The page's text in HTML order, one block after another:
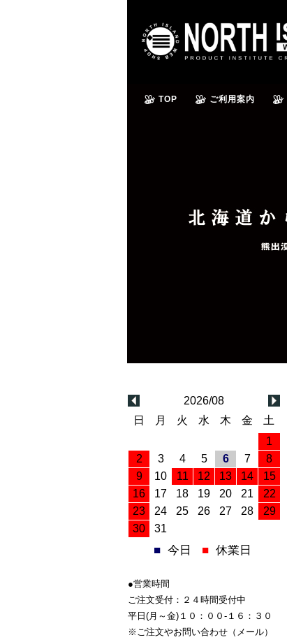
TOP ご利用案内
2026/08
日
月 火 水 木 金
土
1
2
3 4 5 6 7
8
9
10 11 12 13 14
15
16
17 18 19 20 21
22
23
24 25 26 27 28
29
30
31
■ 今日 ■ 休業日
●営業時間
ご注文受付：２４時間受付中
平日(月～金)１０：００-１６：３０
※ご注文やお問い合わせ（メール）